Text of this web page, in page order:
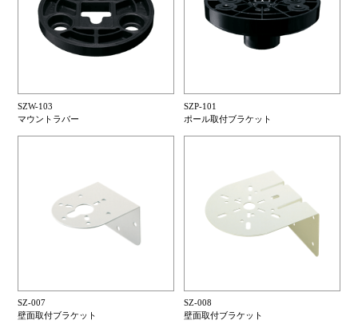
SZW-103
マウントラバー
SZP-101
ポール取付ブラケット
SZ-007
壁面取付ブラケット
SZ-008
壁面取付ブラケット